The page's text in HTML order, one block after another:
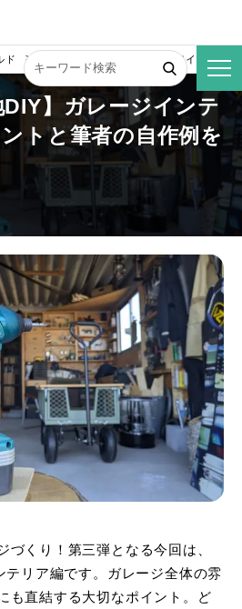
ド 【男の秘密基地DIY】ガレージインテリ
DIY】ガレージインテ
トと筆者の自作例を
づくり！第三弾となる今回は、
テリア編です。ガレージ全体の雰
も直結する大切なポイント。ど